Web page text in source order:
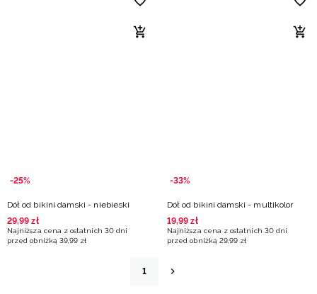
-25%
Dół od bikini damski - niebieski
29,99 zł
Najniższa cena z ostatnich 30 dni
przed obniżką 39,99 zł
-33%
Dół od bikini damski - multikolor
19,99 zł
Najniższa cena z ostatnich 30 dni
przed obniżką 29,99 zł
1